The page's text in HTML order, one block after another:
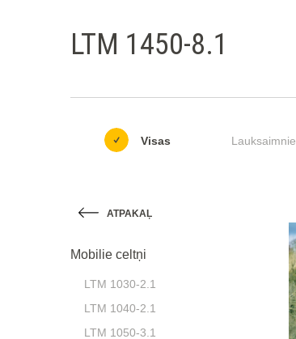
LTM 1450-8.1
Visas
ATPAKAĻ
Mobilie celtņi
LTM 1030-2.1
LTM 1040-2.1
LTM 1050-3.1